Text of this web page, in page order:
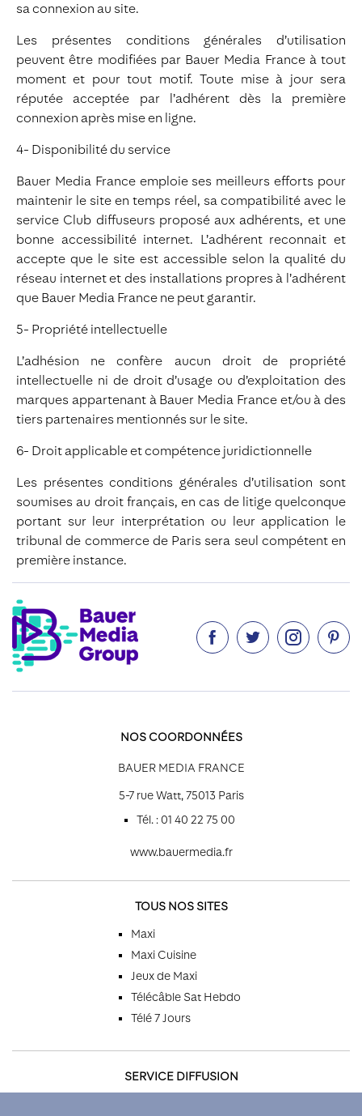
sa connexion au site.
Les présentes conditions générales d’utilisation
peuvent être modifiées par Bauer Media France à tout
moment et pour tout motif. Toute mise à jour sera
réputée acceptée par l’adhérent dès la première
connexion après mise en ligne.
4- Disponibilité du service
Bauer Media France emploie ses meilleurs efforts pour
maintenir le site en temps réel, sa compatibilité avec le
service Club diffuseurs proposé aux adhérents, et une
bonne accessibilité internet. L’adhérent reconnait et
accepte que le site est accessible selon la qualité du
réseau internet et des installations propres à l’adhérent
que Bauer Media France ne peut garantir.
5- Propriété intellectuelle
L’adhésion ne confère aucun droit de propriété
intellectuelle ni de droit d’usage ou d’exploitation des
marques appartenant à Bauer Media France et/ou à des
tiers partenaires mentionnés sur le site.
6- Droit applicable et compétence juridictionnelle
Les présentes conditions générales d’utilisation sont
soumises au droit français, en cas de litige quelconque
portant sur leur interprétation ou leur application le
tribunal de commerce de Paris sera seul compétent en
première instance.
   
NOS COORDONNÉES
BAUER MEDIA FRANCE
5-7 rue Watt, 75013 Paris
Tél. : 01 40 22 75 00
www.bauermedia.fr
TOUS NOS SITES
Maxi
Maxi Cuisine
Jeux de Maxi
Télécâble Sat Hebdo
Télé 7 Jours
SERVICE DIFFUSION